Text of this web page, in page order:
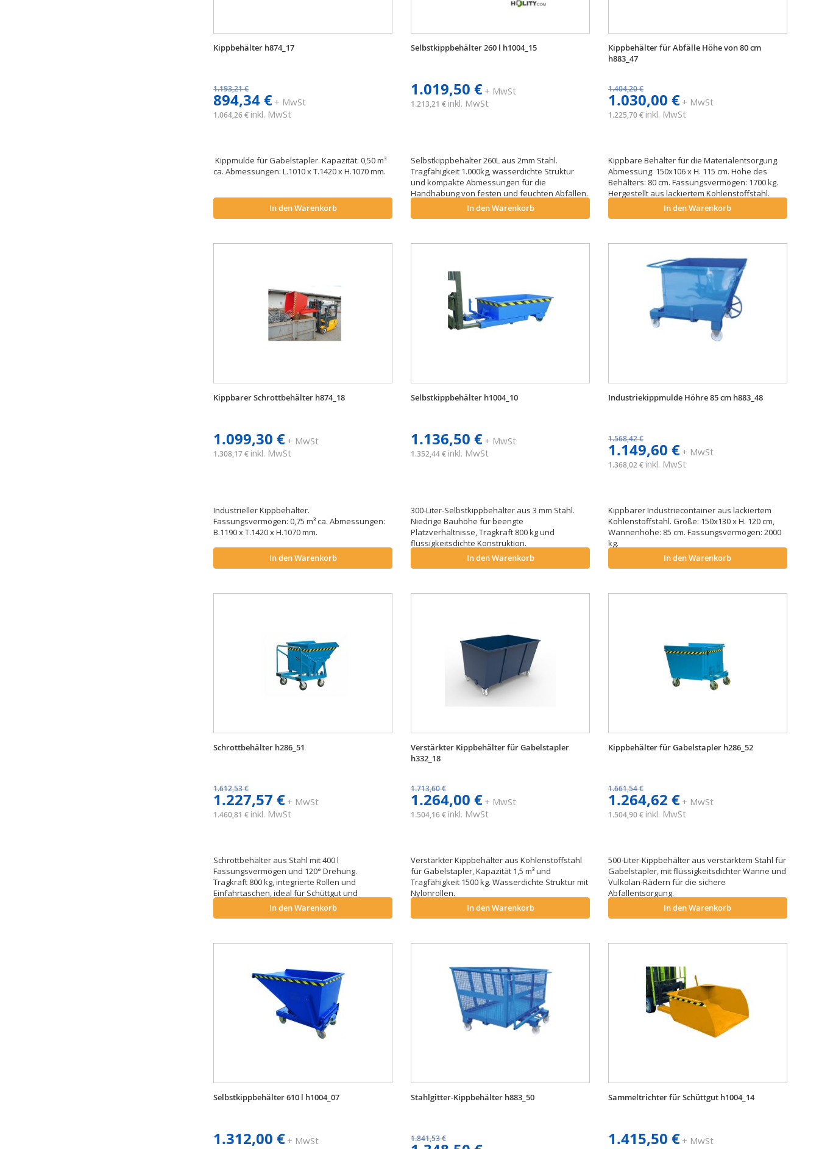
Kippbehälter h874_17
1.193,21 €
894,34 €+ MwSt
1.064,26 € inkl. MwSt
Kippmulde für Gabelstapler. Kapazität: 0,50 m³
ca. Abmessungen: L.1010 x T.1420 x H.1070 mm.
In den Warenkorb
Selbstkippbehälter 260 l h1004_15
1.019,50 €+ MwSt
1.213,21 € inkl. MwSt
Selbstkippbehälter 260L aus 2mm Stahl.
Tragfähigkeit 1.000kg, wasserdichte Struktur
und kompakte Abmessungen für die
Handhabung von festen und feuchten Abfällen.
In den Warenkorb
Kippbehälter für Abfälle Höhe von 80 cm
h883_47
1.404,20 €
1.030,00 €+ MwSt
1.225,70 € inkl. MwSt
Kippbare Behälter für die Materialentsorgung.
Abmessung: 150x106 x H. 115 cm. Höhe des
Behälters: 80 cm. Fassungsvermögen: 1700 kg.
Hergestellt aus lackiertem Kohlenstoffstahl.
In den Warenkorb
Kippbarer Schrottbehälter h874_18
1.099,30 €+ MwSt
1.308,17 € inkl. MwSt
Industrieller Kippbehälter.
Fassungsvermögen: 0,75 m³ ca. Abmessungen:
B.1190 x T.1420 x H.1070 mm.
In den Warenkorb
Selbstkippbehälter h1004_10
1.136,50 €+ MwSt
1.352,44 € inkl. MwSt
300-Liter-Selbstkippbehälter aus 3 mm Stahl.
Niedrige Bauhöhe für beengte
Platzverhältnisse, Tragkraft 800 kg und
flüssigkeitsdichte Konstruktion.
In den Warenkorb
Industriekippmulde Höhre 85 cm h883_48
1.568,42 €
1.149,60 €+ MwSt
1.368,02 € inkl. MwSt
Kippbarer Industriecontainer aus lackiertem
Kohlenstoffstahl. Größe: 150x130 x H. 120 cm,
Wannenhöhe: 85 cm. Fassungsvermögen: 2000
kg.
In den Warenkorb
Schrottbehälter h286_51
1.612,53 €
1.227,57 €+ MwSt
1.460,81 € inkl. MwSt
Schrottbehälter aus Stahl mit 400 l
Fassungsvermögen und 120° Drehung.
Tragkraft 800 kg, integrierte Rollen und
Einfahrtaschen, ideal für Schüttgut und
In den Warenkorb
Verstärkter Kippbehälter für Gabelstapler
h332_18
1.713,60 €
1.264,00 €+ MwSt
1.504,16 € inkl. MwSt
Verstärkter Kippbehälter aus Kohlenstoffstahl
für Gabelstapler, Kapazität 1,5 m³ und
Tragfähigkeit 1500 kg. Wasserdichte Struktur mit
Nylonrollen.
In den Warenkorb
Kippbehälter für Gabelstapler h286_52
1.661,54 €
1.264,62 €+ MwSt
1.504,90 € inkl. MwSt
500-Liter-Kippbehälter aus verstärktem Stahl für
Gabelstapler, mit flüssigkeitsdichter Wanne und
Vulkolan-Rädern für die sichere
Abfallentsorgung.
In den Warenkorb
Selbstkippbehälter 610 l h1004_07
1.312,00 €+ MwSt
Stahlgitter-Kippbehälter h883_50
1.841,53 €
Sammeltrichter für Schüttgut h1004_14
1.415,50 €+ MwSt